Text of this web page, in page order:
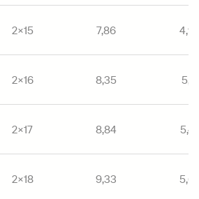
2×15 7,86
2×16 8,35 5,18
2×17 8,84
2×18 9,33